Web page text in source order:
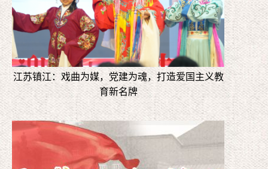
江苏镇江：戏曲为媒，党建为魂，打造爱国主义教
育新名牌